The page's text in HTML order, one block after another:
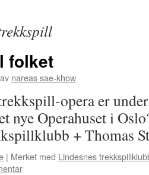
folket
av nareas sae-khow
opera er
nye Operahuset i
+ Thomas
| Merket med Lindesnes